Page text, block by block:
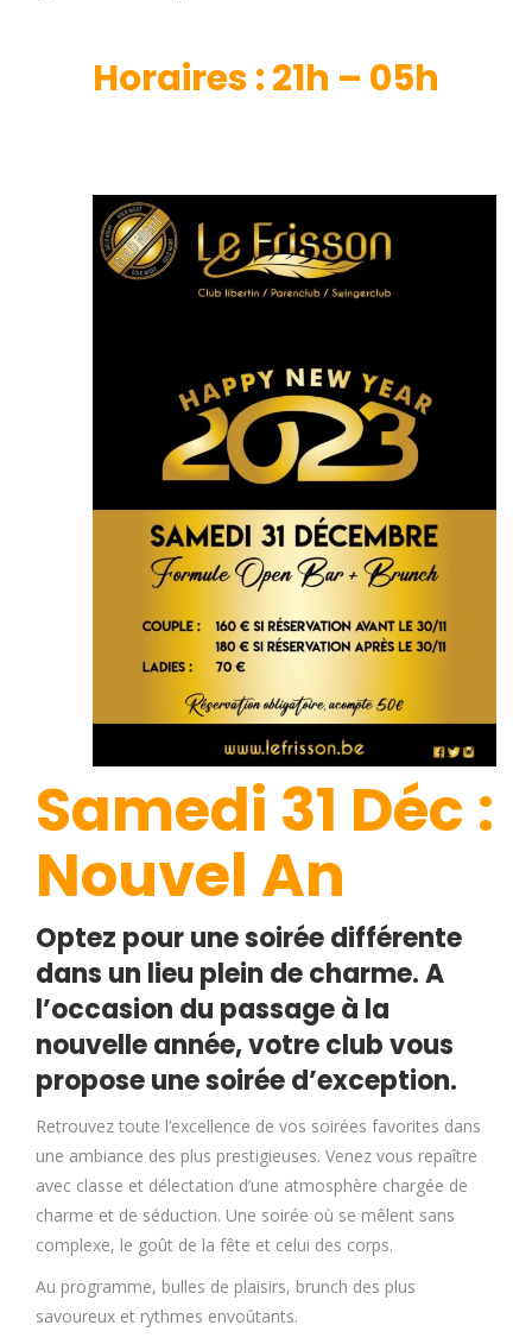
Horaires : 21h – 05h
Samedi 31 Déc :
Nouvel An
Optez pour une soirée différente
dans un lieu plein de charme. A
l’occasion du passage à la
nouvelle année, votre club vous
propose une soirée d’exception.
Retrouvez toute l’excellence de vos soirées favorites dans
une ambiance des plus prestigieuses. Venez vous repaître
avec classe et délectation d’une atmosphère chargée de
charme et de séduction. Une soirée où se mêlent sans
complexe, le goût de la fête et celui des corps.
Au programme, bulles de plaisirs, brunch des plus
savoureux et rythmes envoûtants.